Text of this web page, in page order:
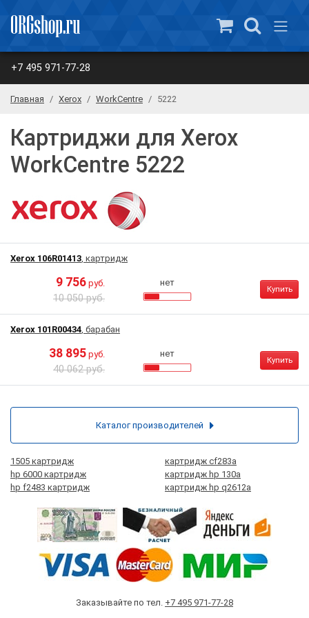
+7 495 971-77-28
Главная Xerox WorkCentre 5222
Картриджи для Xerox
WorkCentre 5222
Xerox 106R01413, картридж
9 756 руб.
10 050 руб.
нет
Купить
Xerox 101R00434, барабан
38 895 руб.
40 062 руб.
нет
Купить
1505 картридж
картридж cf283a
hp 6000 картридж
картридж hp 130a
hp f2483 картридж
картридж hp q2612a
Заказывайте по тел. +7 495 971-77-28